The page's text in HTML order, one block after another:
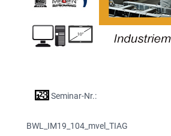
Seminar-Nr.:
BWL_IM19_104_mvel_TIAG